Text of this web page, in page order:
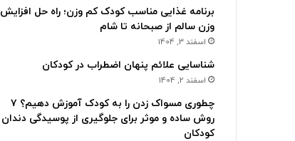
برنامه غذایی مناسب کودک کم وزن؛ راه حل افزایش
وزن سالم از صبحانه تا شام
اسفند 3, 1404
شناسایی علائم پنهان اضطراب در کودکان
اسفند 2, 1404
چطوری مسواک زدن را به کودک آموزش دهیم؟ ۷
روش ساده و موثر برای جلوگیری از پوسیدگی دندان
کودکان